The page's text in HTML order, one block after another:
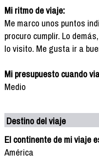
Mi ritmo de viaje:
Me marco unos puntos
procuro cumplir. Lo
lo visito. Me gusta ir a
Mi presupuesto cuando
Medio
Destino del viaje
El continente de mi viaje
América